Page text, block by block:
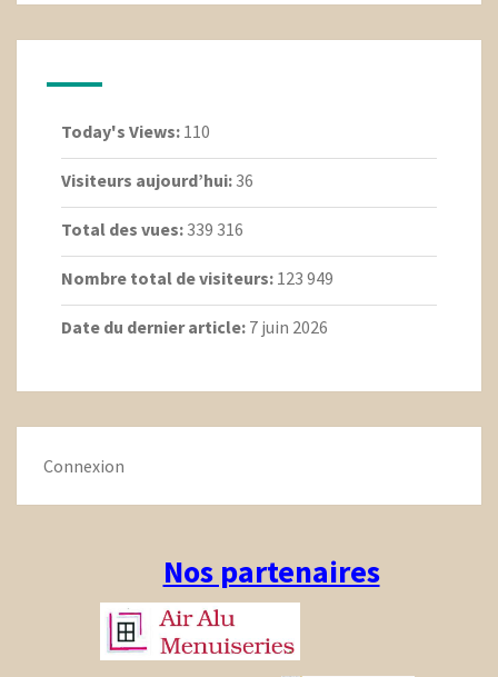
Today's Views: 110
Visiteurs aujourd’hui: 36
Total des vues: 339 316
Nombre total de visiteurs: 123 949
Date du dernier article: 7 juin 2026
Connexion
Nos partenaires